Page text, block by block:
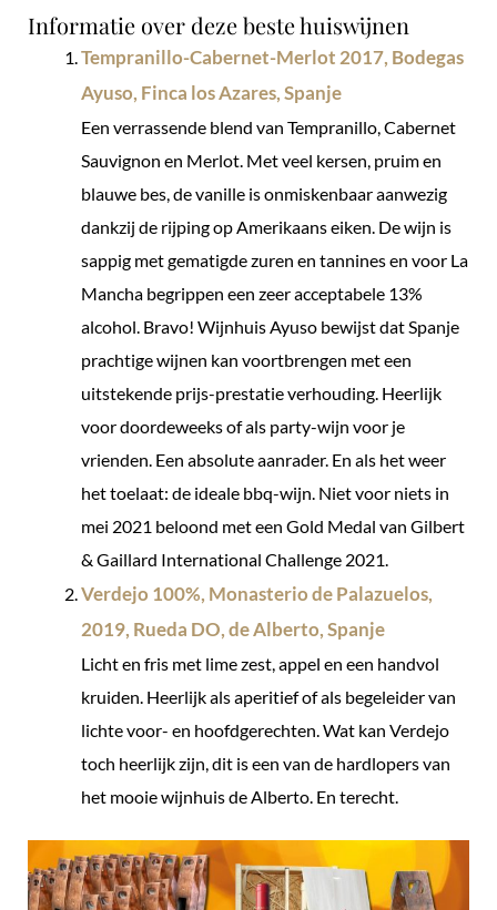
Informatie over deze beste huiswijnen
Tempranillo-Cabernet-Merlot 2017, Bodegas
Ayuso, Finca los Azares, Spanje
Een verrassende blend van Tempranillo, Cabernet
Sauvignon en Merlot. Met veel kersen, pruim en
blauwe bes, de vanille is onmiskenbaar aanwezig
dankzij de rijping op Amerikaans eiken. De wijn is
sappig met gematigde zuren en tannines en voor La
Mancha begrippen een zeer acceptabele 13%
alcohol. Bravo! Wijnhuis Ayuso bewijst dat Spanje
prachtige wijnen kan voortbrengen met een
uitstekende prijs-prestatie verhouding. Heerlijk
voor doordeweeks of als party-wijn voor je
vrienden. Een absolute aanrader. En als het weer
het toelaat: de ideale bbq-wijn. Niet voor niets in
mei 2021 beloond met een Gold Medal van Gilbert
& Gaillard International Challenge 2021.
Verdejo 100%, Monasterio de Palazuelos,
2019, Rueda DO, de Alberto, Spanje
Licht en fris met lime zest, appel en een handvol
kruiden. Heerlijk als aperitief of als begeleider van
lichte voor- en hoofdgerechten. Wat kan Verdejo
toch heerlijk zijn, dit is een van de hardlopers van
het mooie wijnhuis de Alberto. En terecht.